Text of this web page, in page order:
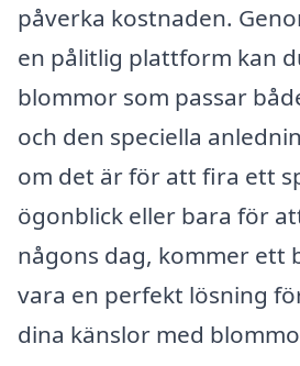
påverka kostnaden.
en pålitlig plattform kan
blommor som passar
och den speciella
om det är för att fira ett
ögonblick eller bara för
någons dag, kommer ett
vara en perfekt lösning
dina känslor med